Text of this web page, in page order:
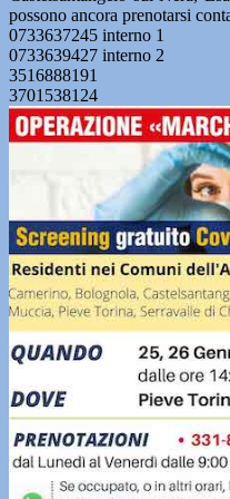
possono ancora prenotarsi
0733637245 interno 1
0733639427 interno 2
3516888191
3701538124